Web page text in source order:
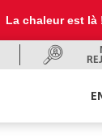
La chaleur est là